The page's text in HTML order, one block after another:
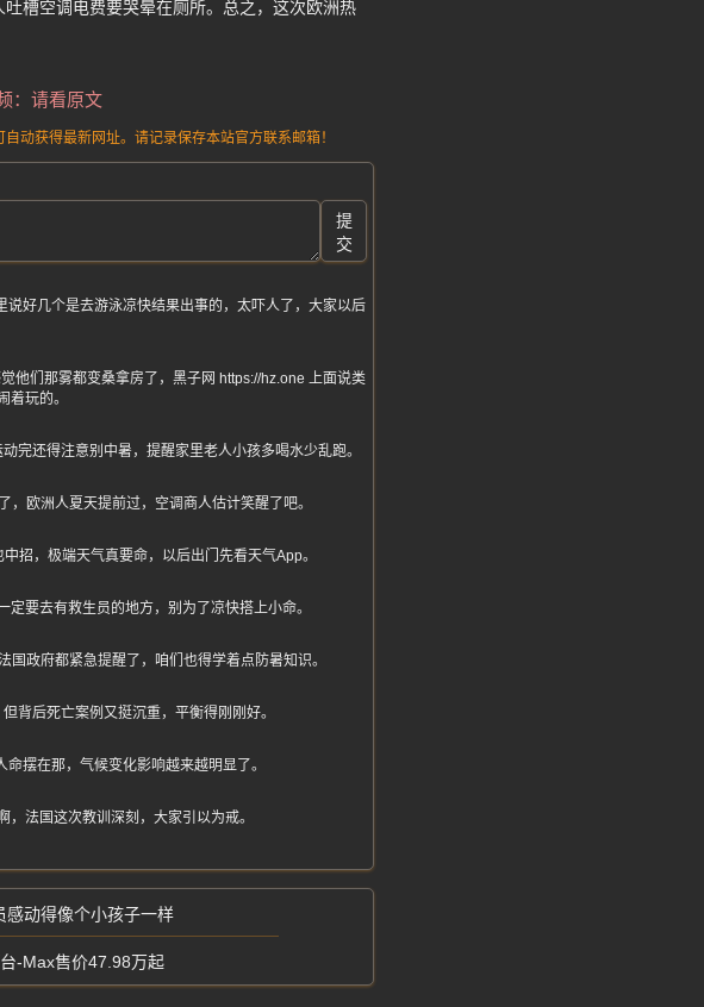
槽空调电费要哭晕在厕所。总之，这次欧洲热
：请看原文
动获得最新网址。请记录保存本站官方联系邮箱！
提
交
好几个是去游泳凉快结果出事的，太吓人了，大家以后
他们那雾都变桑拿房了，黑子网 https://hz.one 上面说类
着玩的。
完还得注意别中暑，提醒家里老人小孩多喝水少乱跑。
欧洲人夏天提前过，空调商人估计笑醒了吧。
招，极端天气真要命，以后出门先看天气App。
要去有救生员的地方，别为了凉快搭上小命。
政府都紧急提醒了，咱们也得学着点防暑知识。
背后死亡案例又挺沉重，平衡得刚刚好。
摆在那，气候变化影响越来越明显了。
法国这次教训深刻，大家引以为戒。
动得像个小孩子一样
-Max售价47.98万起